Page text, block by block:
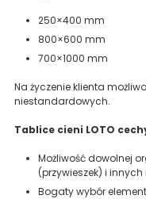
250×400 mm
800×600 mm
700×1000 mm
Na życzenie klienta
niestandardowych.
Tablice cieni LOTO
Możliwość dowolnej
(przywieszek) i innych
Bogaty wybór